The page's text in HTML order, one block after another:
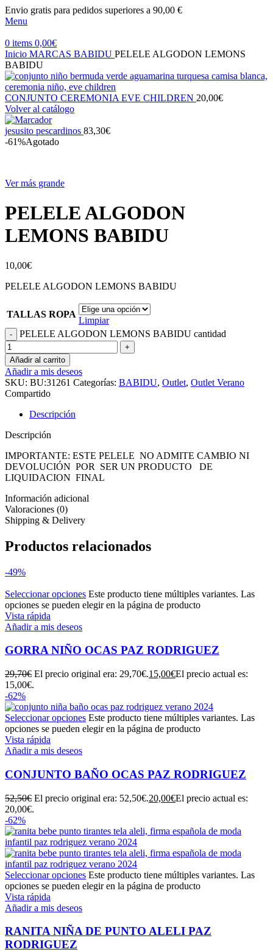
Envio gratis para pedidos superiores a 90,00 €
Menu
0 items 0,00€
Inicio MARCAS BABIDU PELELE ALGODON LEMONS
BABIDU
CONJUNTO CEREMONIA EVE CHILDREN 20,00€
Volver al catálogo
jesusito pescardinos 83,30€
-61%Agotado
Ver más grande
PELELE ALGODON
LEMONS BABIDU
10,00€
PELELE ALGODON LEMONS BABIDU
TALLAS ROPA
Limpiar
PELELE ALGODON LEMONS BABIDU cantidad
Añadir al carrito
Añadir a mis deseos
SKU: BU:31261 Categorías: BABIDU, Outlet, Outlet Verano
Compartido
Descripción
Descripción
IMPORTANTE: ESTE PELELE NO ADMITE CAMBIO NI
DEVOLUCIÓN POR SER UN PRODUCTO DE
LIQUIDACION FINAL
Información adicional
Valoraciones (0)
Shipping & Delivery
Productos relacionados
-49%
Seleccionar opciones Este producto tiene múltiples variantes. Las
opciones se pueden elegir en la página de producto
Vista rápida
Añadir a mis deseos
GORRA NIÑO OCAS PAZ RODRIGUEZ
29,70€ El precio original era: 29,70€.15,00€El precio actual es:
15,00€.
-62%
Seleccionar opciones Este producto tiene múltiples variantes. Las
opciones se pueden elegir en la página de producto
Vista rápida
Añadir a mis deseos
CONJUNTO BAÑO OCAS PAZ RODRIGUEZ
52,50€ El precio original era: 52,50€.20,00€El precio actual es:
20,00€.
-62%
Seleccionar opciones Este producto tiene múltiples variantes. Las
opciones se pueden elegir en la página de producto
Vista rápida
Añadir a mis deseos
RANITA NIÑA DE PUNTO ALELI PAZ
RODRIGUEZ